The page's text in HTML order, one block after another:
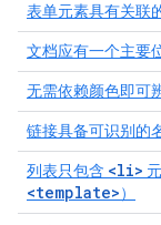
表单元素具有关联
文档应有一个主要
无需依赖颜色即可
链接具备可识别的
列表只包含 <li>
<template>）